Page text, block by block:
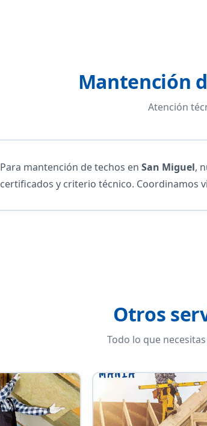
Mantención
Atención
Para mantención de techos en San Miguel,
certificados y criterio técnico. Coordinamos
Otros
Todo lo que